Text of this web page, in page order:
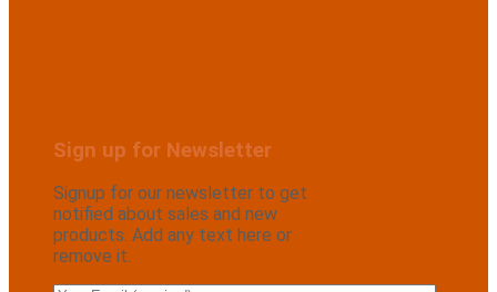
Sign up for Newsletter
Signup for our newsletter to get
notified about sales and new
products. Add any text here or
remove it.